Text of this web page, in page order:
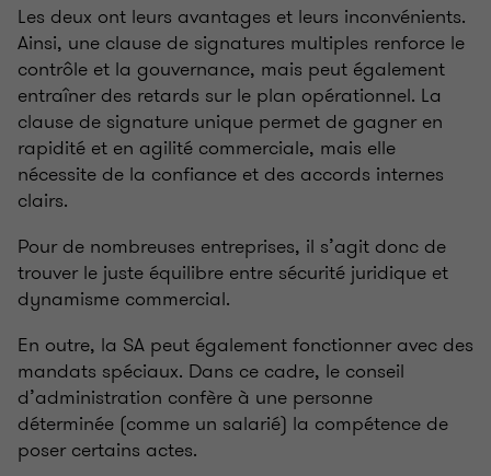
Les deux ont leurs avantages et leurs inconvénients.
Ainsi, une clause de signatures multiples renforce le
contrôle et la gouvernance, mais peut également
entraîner des retards sur le plan opérationnel. La
clause de signature unique permet de gagner en
rapidité et en agilité commerciale, mais elle
nécessite de la confiance et des accords internes
clairs.
Pour de nombreuses entreprises, il s’agit donc de
trouver le juste équilibre entre sécurité juridique et
dynamisme commercial.
En outre, la SA peut également fonctionner avec des
mandats spéciaux. Dans ce cadre, le conseil
d’administration confère à une personne
déterminée (comme un salarié) la compétence de
poser certains actes.